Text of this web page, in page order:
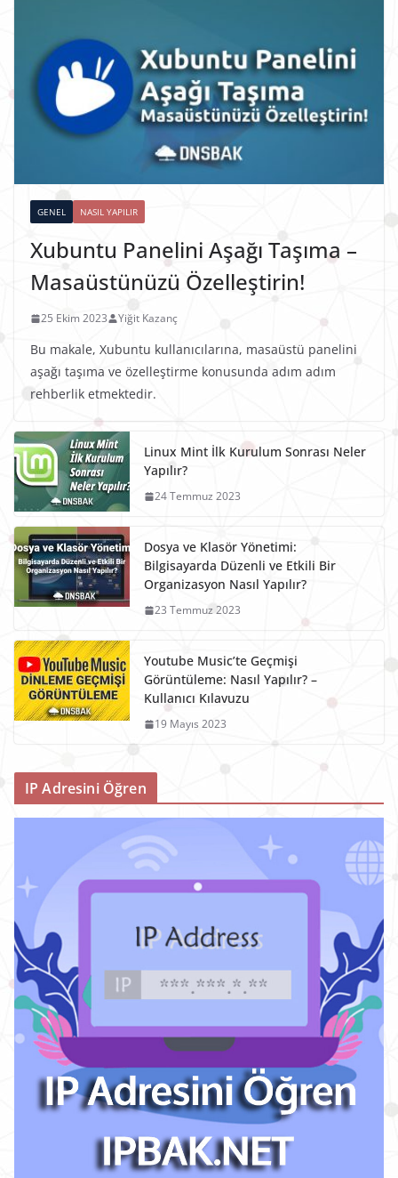
GENEL NASIL YAPILIR
Xubuntu Panelini Aşağı Taşıma –
Masaüstünüzü Özelleştirin!
25 Ekim 2023 Yiğit Kazanç
Bu makale, Xubuntu kullanıcılarına, masaüstü panelini
aşağı taşıma ve özelleştirme konusunda adım adım
rehberlik etmektedir.
Linux Mint İlk Kurulum Sonrası Neler
Yapılır?
24 Temmuz 2023
Dosya ve Klasör Yönetimi:
Bilgisayarda Düzenli ve Etkili Bir
Organizasyon Nasıl Yapılır?
23 Temmuz 2023
Youtube Music’te Geçmişi
Görüntüleme: Nasıl Yapılır? –
Kullanıcı Kılavuzu
19 Mayıs 2023
IP Adresini Öğren